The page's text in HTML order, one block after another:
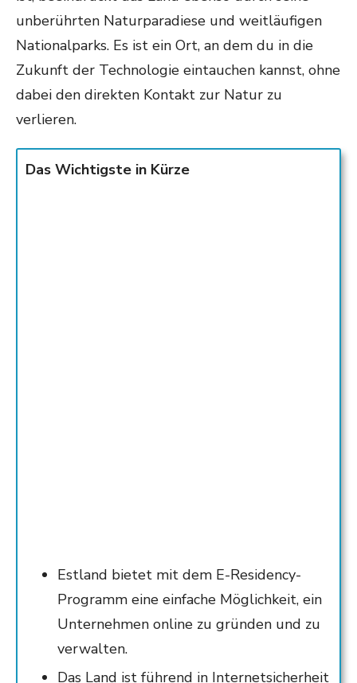
unberührten Naturparadiese und weitläufigen
Nationalparks. Es ist ein Ort, an dem du in die
Zukunft der Technologie eintauchen kannst, ohne
dabei den direkten Kontakt zur Natur zu
verlieren.
Das Wichtigste in Kürze
Estland bietet mit dem E-Residency-
Programm eine einfache Möglichkeit, ein
Unternehmen online zu gründen und zu
verwalten.
Das Land ist führend in Internetsicherheit